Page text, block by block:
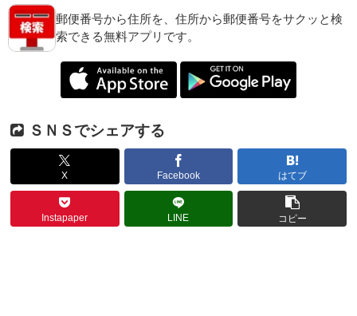
郵便番号から住所を、住所から郵便番号をサクッと検
索できる無料アプリです。
ＳＮＳでシェアする
X Facebook はてブ
Instapaper LINE コピー